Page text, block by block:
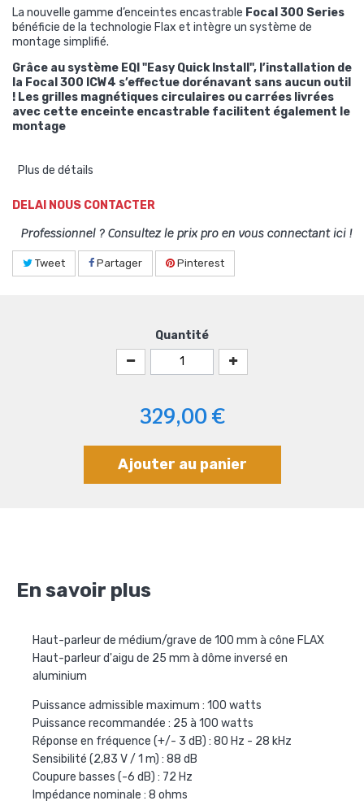
La nouvelle gamme d’enceintes encastrable Focal 300 Series
bénéficie de la technologie Flax et intègre un système de
montage simplifié.
Grâce au système EQI "Easy Quick Install", l’installation de
la Focal 300 ICW4 s’effectue dorénavant sans aucun outil
! Les grilles magnétiques circulaires ou carrées livrées
avec cette enceinte encastrable facilitent également le
montage
Plus de détails
DELAI NOUS CONTACTER
Professionnel ? Consultez le prix pro en vous connectant ici !
Tweet Partager Pinterest
Quantité
329,00 €
Ajouter au panier
En savoir plus
Haut-parleur de médium/grave de 100 mm à cône FLAX
Haut-parleur d'aigu de 25 mm à dôme inversé en
aluminium
Puissance admissible maximum : 100 watts
Puissance recommandée : 25 à 100 watts
Réponse en fréquence (+/- 3 dB) : 80 Hz - 28 kHz
Sensibilité (2,83 V / 1 m) : 88 dB
Coupure basses (-6 dB) : 72 Hz
Impédance nominale : 8 ohms